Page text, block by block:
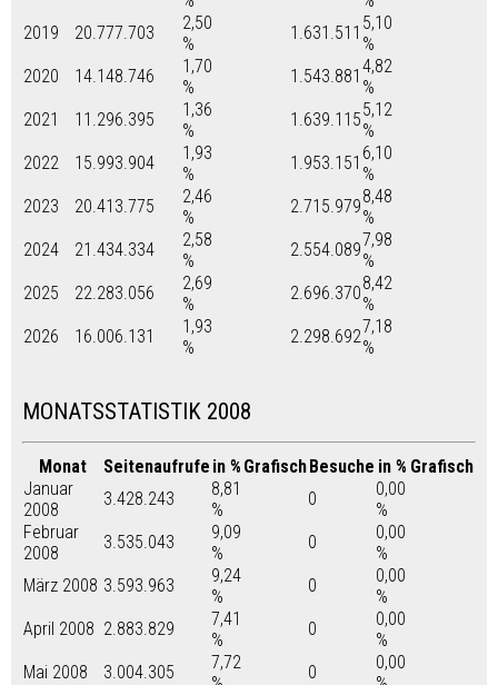
2019
20.777.703
2,50
%
1.631.511 5,10
%
2020
14.148.746
1,70
%
1.543.881 4,82
%
2021
11.296.395
1,36
%
1.639.1155,12
%
2022
15.993.904
1,93
%
1.953.151 6,10
%
2023
20.413.775
2,46
%
2.715.9798,48
%
2024
21.434.334
2,58
%
2.554.0897,98
%
2025
22.283.056
2,69
%
2.696.3708,42
%
2026
16.006.131
1,93
%
2.298.6927,18
%
MONATSSTATISTIK 2008
Monat Seitenaufrufe in % GrafischBesuche in % Grafisch
Januar
2008
3.428.243
8,81
%
0
0,00
%
Februar
2008
3.535.043
9,09
%
0
0,00
%
März 2008 3.593.963
9,24
%
0
0,00
%
April 2008 2.883.829
7,41
%
0
0,00
%
Mai 2008
3.004.305
7,72
0
0,00